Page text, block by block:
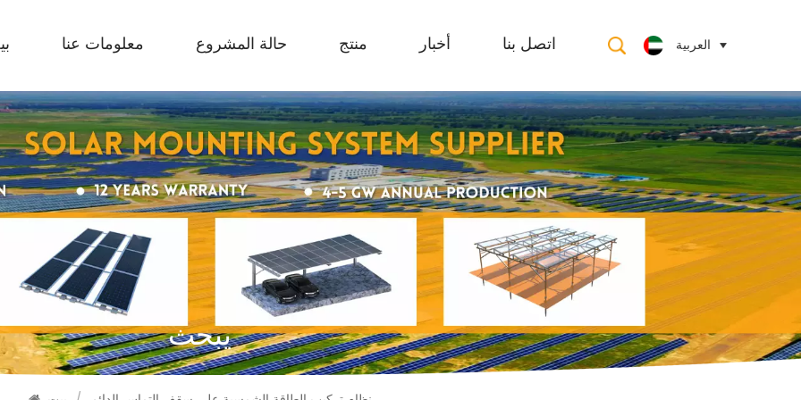
معلومات عنا حالة المشروع منتج أخبار اتصل بنا العربية
يبحث